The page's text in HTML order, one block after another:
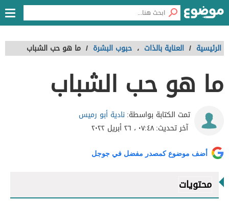
الرئيسية / العناية بالذات ، حبوب البشرة / ما هو حب الشباب
ما هو حب الشباب
تمت الكتابة بواسطة: نادية أبو رميس
آخر تحديث:٠٧:٤٨ ، ٢٦ أبريل ٢٠٢٢
أضف موضوع كمصدر مفضل في جوجل
محتويات